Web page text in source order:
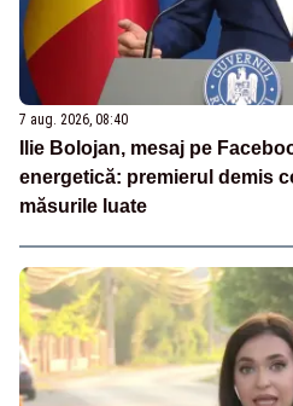
7 aug. 2026, 08:40
Ilie Bolojan, mesaj pe
energetică: premierul demis
măsurile luate